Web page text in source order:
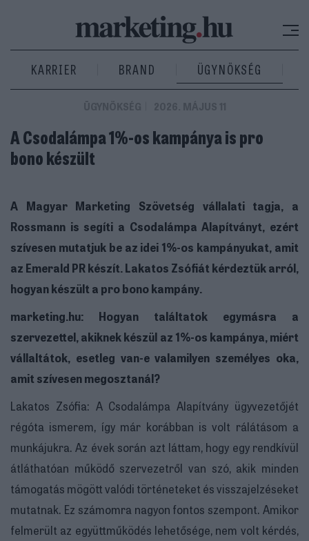
KARRIER BRAND ÜGYNÖKSÉG
A Csodalámpa 1%-os kampánya is pro
bono készült
A Magyar Marketing Szövetség vállalati tagja, a
Rossmann is segíti a Csodalámpa Alapítványt, ezért
szívesen mutatjuk be az idei 1%-os kampányukat, amit
az Emerald PR készít. Lakatos Zsófiát kérdeztük arról,
hogyan készült a pro bono kampány.
marketing.hu: Hogyan találtatok egymásra a
szervezettel, akiknek készül az 1%-os kampánya, miért
vállaltátok, esetleg van-e valamilyen személyes oka,
amit szívesen megosztanál?
Lakatos Zsófia: A Csodalámpa Alapítvány ügyvezetőjét
régóta ismerem, így már korábban is volt rálátásom a
munkájukra. Az évek során azt láttam, hogy egy rendkívül
átláthatóan működő szervezetről van szó, akik minden
támogatás mögött valódi történeteket és visszajelzéseket
mutatnak. Ez számomra nagyon fontos szempont. Amikor
felmerült az együttműködés lehetősége, nem volt kérdés,